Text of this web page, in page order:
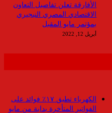
الأفارقة تعلن تفاصيل التعاون
الاقتصادي المصري النيجيري
بمؤتمر مايو المقبل
أبريل 12, 2022
الكهرباء تطبق ١٧٪ فوائد على
الفواتير المتأخرة بداية من مايو